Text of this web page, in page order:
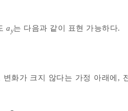
ay는 다음과 같이 표현 가능하다.
변화가 크지 않다는 가정 아래에,